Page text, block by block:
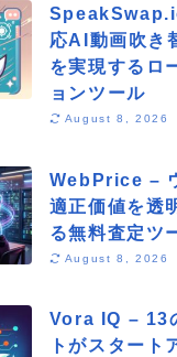
応AI動画吹き
を実現するロ
ョンツール
August 8, 2026
WebPrice –
適正価値を透
る無料査定ツ
August 8, 2026
Vora IQ – 13
トがスタート